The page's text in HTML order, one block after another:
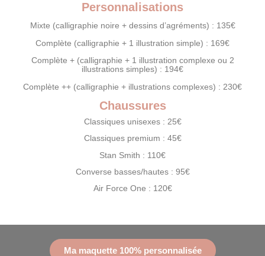
Personnalisations
Mixte (calligraphie noire + dessins d’agréments) : 135€
Complète (calligraphie + 1 illustration simple) : 169€
Complète + (calligraphie + 1 illustration complexe ou 2
illustrations simples) : 194€
Complète ++ (calligraphie + illustrations complexes) : 230€
Chaussures
Classiques unisexes : 25€
Classiques premium : 45€
Stan Smith : 110€
Converse basses/hautes : 95€
Air Force One : 120€
Ma maquette 100% personnalisée